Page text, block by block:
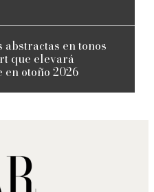
abstractas en tonos
que elevará
otoño 2026